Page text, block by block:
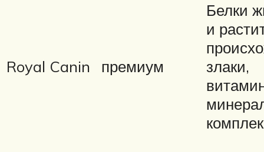
Royal Canin премиум
Белки
и
злаки,